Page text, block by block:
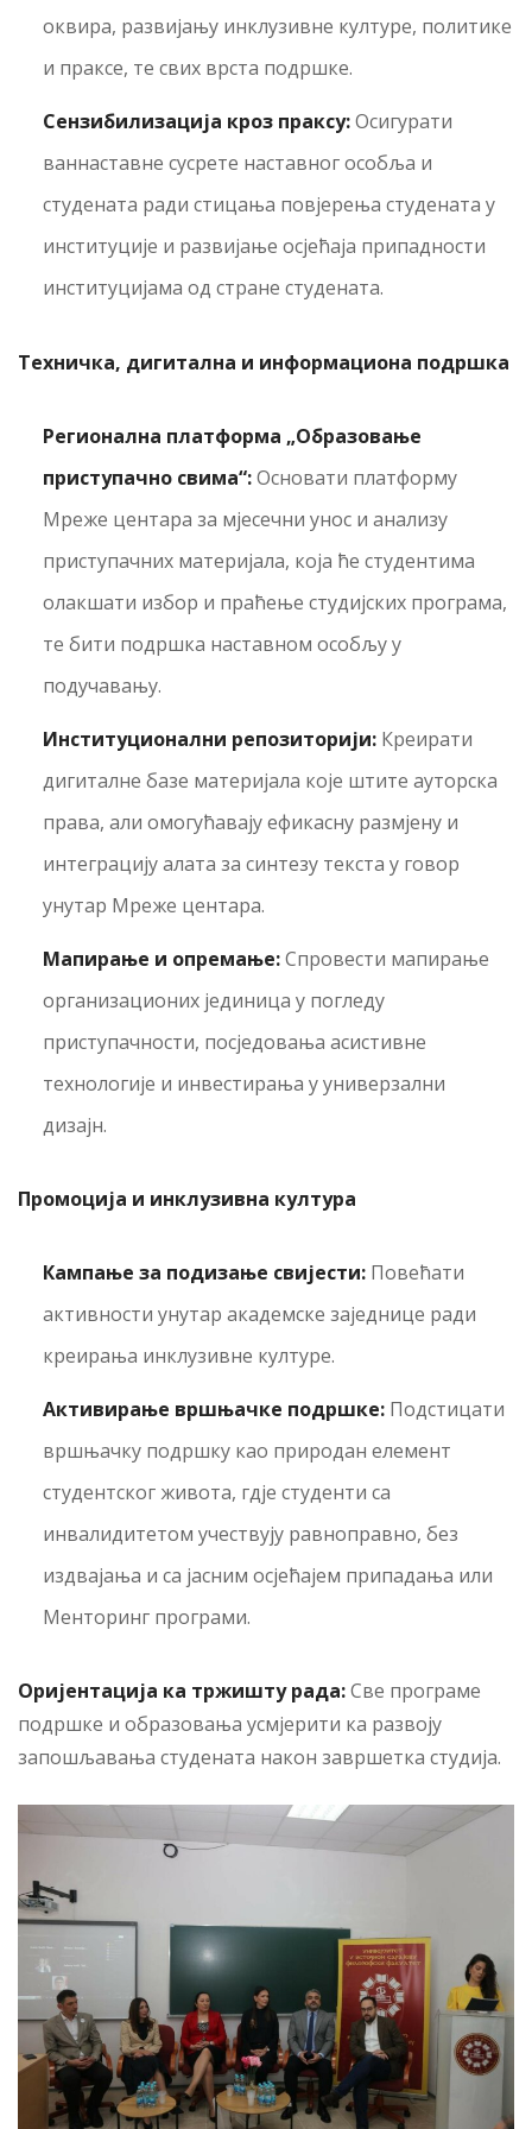
оквира, развијању инклузивне културе, политике
и праксе, те свих врста подршке.
Сензибилизација кроз праксу:Осигурати
ваннаставне сусрете наставног особља и
студената ради стицања повјерења студената у
институције и развијање осјећаја припадности
институцијама од стране студената.
Техничка, дигитална и информациона подршка
Регионална платформа „Образовање
приступачно свима“:Основати платформу
Мреже центара за мјесечни унос и анализу
приступачних материјала, која ће студентима
олакшати избор и праћење студијских програма,
те бити подршка наставном особљу у
подучавању.
Институционални репозиторији: Креирати
дигиталне базе материјала које штите ауторска
права, али омогућавају ефикасну размјену и
интеграцију алата за синтезу текста у говор
унутар Мреже центара.
Мапирање и опремање:Спровести мапирање
организационих јединица у погледу
приступачности, посједовања асистивне
технологије и инвестирања у универзални
дизајн.
Промоција и инклузивна култура
Кампање за подизање свијести: Повећати
активности унутар академске заједнице ради
креирања инклузивне културе.
Активирање вршњачке подршке: Подстицати
вршњачку подршку као природан елемент
студентског живота, гдје студенти са
инвалидитетом учествују равноправно, без
издвајања и са јасним осјећајем припадања или
Менторинг програми.
Оријентација ка тржишту рада:Све програме
подршке и образовања усмјерити ка развоју
запошљавања студената након завршетка студија.